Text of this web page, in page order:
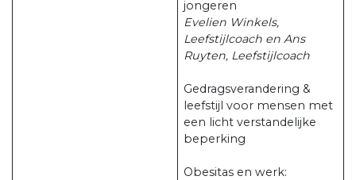
jongeren
Evelien Winkels,
Leefstijlcoach en Ans
Ruyten, Leefstijlcoach
Gedragsverandering &
leefstijl voor mensen met
een licht verstandelijke
beperking
Obesitas en werk: